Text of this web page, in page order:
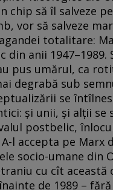
chip să îl salveze
vor să salveze
totalitare:
din anii
pus umărul, ca
degrabă sub
se
şi unii, şi alţii se
postbelic,
A-l accepta pe
socio-umane din
cu cît această
de 1989 –